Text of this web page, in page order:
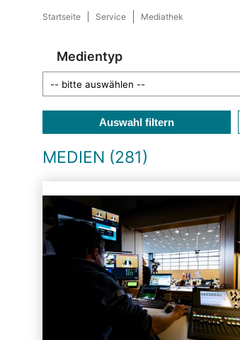
Startseite Service Mediathek
Medientyp
Auswahl filtern
MEDIEN (281)